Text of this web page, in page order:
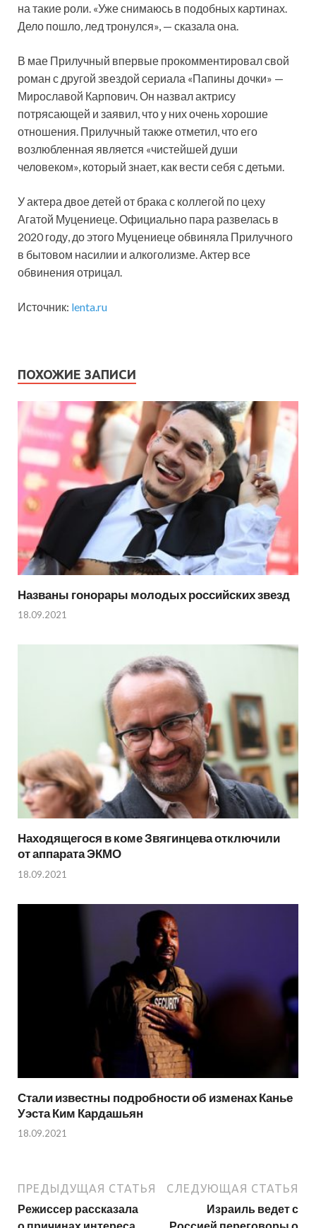
на такие роли. «Уже снимаюсь в подобных картинах.
Дело пошло, лед тронулся», — сказала она.
В мае Прилучный впервые прокомментировал свой
роман с другой звездой сериала «Папины дочки» —
Мирославой Карпович. Он назвал актрису
потрясающей и заявил, что у них очень хорошие
отношения. Прилучный также отметил, что его
возлюбленная является «чистейшей души
человеком», который знает, как вести себя с детьми.
У актера двое детей от брака с коллегой по цеху
Агатой Муцениеце. Официально пара развелась в
2020 году, до этого Муцениеце обвиняла Прилучного
в бытовом насилии и алкоголизме. Актер все
обвинения отрицал.
Источник: lenta.ru
ПОХОЖИЕ ЗАПИСИ
Названы гонорары молодых российских звезд
18.09.2021
Находящегося в коме Звягинцева отключили
от аппарата ЭКМО
18.09.2021
Стали известны подробности об изменах Канье
Уэста Ким Кардашьян
18.09.2021
ПРЕДЫДУЩАЯ СТАТЬЯ
Режиссер рассказала
СЛЕДУЮЩАЯ СТАТЬЯ
Израиль ведет с